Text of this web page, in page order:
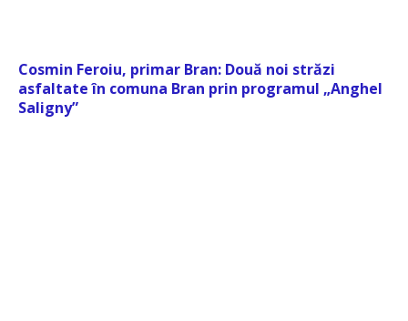
Cosmin Feroiu, primar Bran: Două noi străzi
asfaltate în comuna Bran prin programul „Anghel
Saligny”